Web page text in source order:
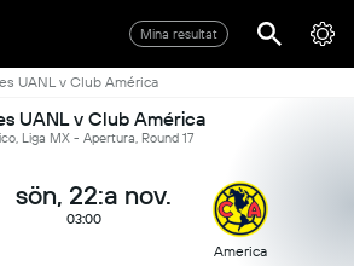
Mina resultat
UANL v Club América
UANL v Club América
Liga MX - Apertura, Round 17
sön, 22:a nov.
03:00
America